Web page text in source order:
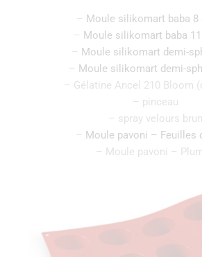
– Moule silikomart baba 8
– Moule silikomart baba
– Moule silikomart demi-
– Moule silikomart demi-
– Gélatine Ancel 210 Bloom
– pinceau
– spray velours brun
– Moule pavoni – Feuilles
– Moule pavoni –